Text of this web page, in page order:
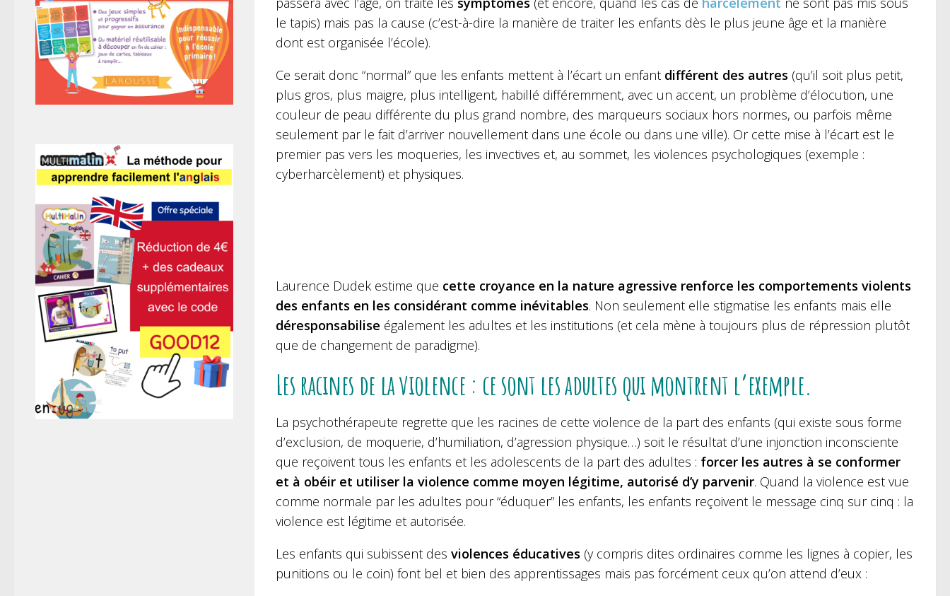
le tapis) mais pas la cause (c’est-à-dire la manière de traiter les enfants dès le plus jeune âge et la manière
dont est organisée l’école).
Ce serait donc “normal” que les enfants mettent à l’écart un enfant différent des autres (qu’il soit plus petit,
plus gros, plus maigre, plus intelligent, habillé différemment, avec un accent, un problème d’élocution, une
couleur de peau différente du plus grand nombre, des marqueurs sociaux hors normes, ou parfois même
seulement par le fait d’arriver nouvellement dans une école ou dans une ville). Or cette mise à l’écart est le
premier pas vers les moqueries, les invectives et, au sommet, les violences psychologiques (exemple :
cyberharcèlement) et physiques.
Laurence Dudek estime que cette croyance en la nature agressive renforce les comportements violents
des enfants en les considérant comme inévitables. Non seulement elle stigmatise les enfants mais elle
déresponsabilise également les adultes et les institutions (et cela mène à toujours plus de répression plutôt
que de changement de paradigme).
Les racines de la violence : ce sont les adultes qui montrent l’exemple.
La psychothérapeute regrette que les racines de cette violence de la part des enfants (qui existe sous forme
d’exclusion, de moquerie, d’humiliation, d’agression physique…) soit le résultat d’une injonction inconsciente
que reçoivent tous les enfants et les adolescents de la part des adultes : forcer les autres à se conformer
et à obéir et utiliser la violence comme moyen légitime, autorisé d’y parvenir. Quand la violence est vue
comme normale par les adultes pour “éduquer” les enfants, les enfants reçoivent le message cinq sur cinq : la
violence est légitime et autorisée.
Les enfants qui subissent des violences éducatives (y compris dites ordinaires comme les lignes à copier, les
punitions ou le coin) font bel et bien des apprentissages mais pas forcément ceux qu’on attend d’eux :